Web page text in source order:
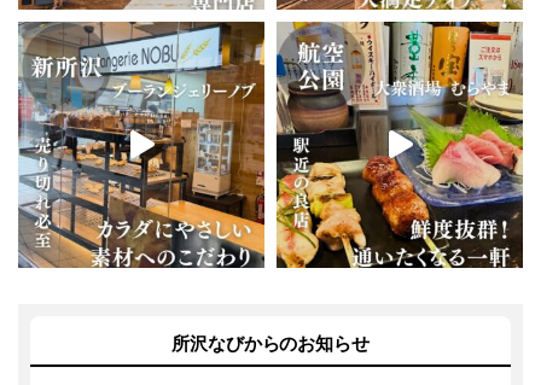
所沢なびからのお知らせ